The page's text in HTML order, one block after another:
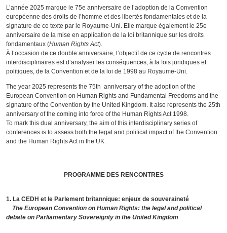
L’année 2025 marque le 75e anniversaire de l’adoption de la Convention
européenne des droits de l’homme et des libertés fondamentales et de la
signature de ce texte par le Royaume-Uni. Elle marque également le 25e
anniversaire de la mise en application de la loi britannique sur les droits
fondamentaux (Human Rights Act).
À l’occasion de ce double anniversaire, l’objectif de ce cycle de rencontres
interdisciplinaires est d’analyser les conséquences, à la fois juridiques et
politiques, de la Convention et de la loi de 1998 au Royaume-Uni.
The year 2025 represents the 75th anniversary of the adoption of the
European Convention on Human Rights and Fundamental Freedoms and the
signature of the Convention by the United Kingdom. It also represents the 25th
anniversary of the coming into force of the Human Rights Act 1998.
To mark this dual anniversary, the aim of this interdisciplinary series of
conferences is to assess both the legal and political impact of the Convention
and the Human Rights Act in the UK.
PROGRAMME DES RENCONTRES
1. La CEDH et le Parlement britannique: enjeux de souveraineté
The European Convention on Human Rights: the legal and political
debate on Parliamentary Sovereignty in the United Kingdom